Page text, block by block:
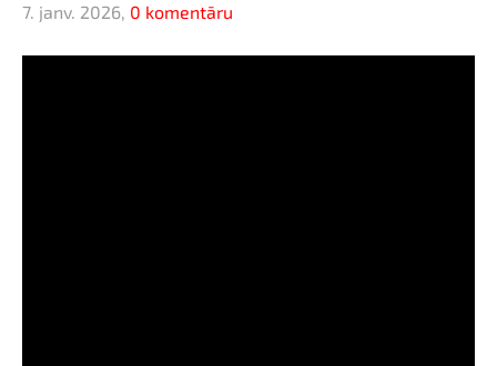
7. janv. 2026, 0 komentāru